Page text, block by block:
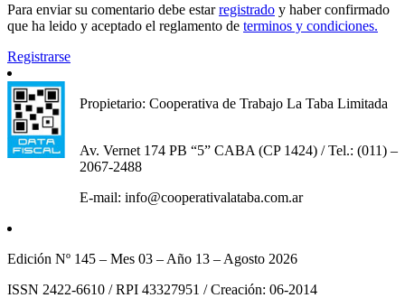
Para enviar su comentario debe estarregistrado y haber confirmado
que ha leido y aceptado el reglamento de terminos y condiciones.
Registrarse
Propietario: Cooperativa de Trabajo La Taba Limitada
Av. Vernet 174 PB “5” CABA (CP 1424) / Tel.: (011) –
2067-2488
E-mail: info@cooperativalataba.com.ar
Edición Nº 145 – Mes 03 – Año 13 – Agosto 2026
ISSN 2422-6610 / RPI 43327951 / Creación: 06-2014